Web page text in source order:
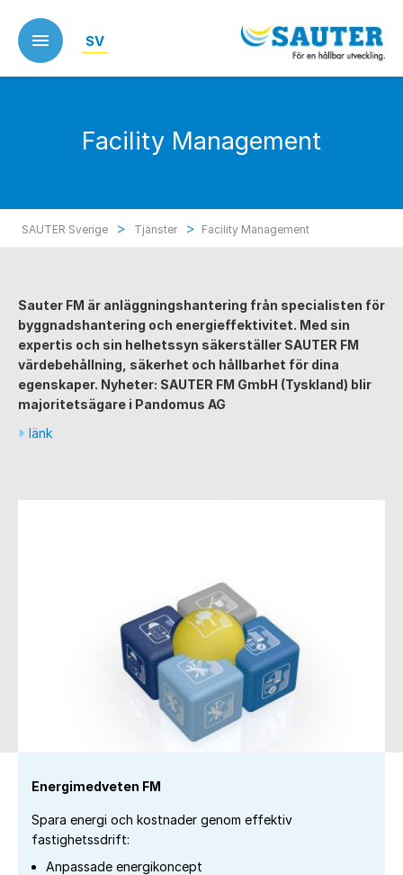
main
content
SV
Facility Management
SAUTER Sverige > Tjänster > Facility Management
Sauter FM är anläggningshantering från specialisten för
byggnadshantering och energieffektivitet. Med sin
expertis och sin helhetssyn säkerställer SAUTER FM
värdebehållning, säkerhet och hållbarhet för dina
egenskaper. Nyheter: SAUTER FM GmbH (Tyskland) blir
majoritetsägare i Pandomus AG
länk
Energimedveten FM
Spara energi och kostnader genom effektiv
fastighetssdrift:
Anpassade energikoncept